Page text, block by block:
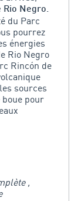
Rio Negro.
du Parc
pourrez
énergies
Rio Negro
Rincón de
sources
boue pour
,